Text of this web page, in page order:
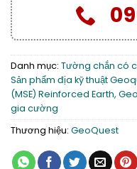
Danh mục: Tường chắn có
Sản phẩm địa kỹ thuật
(MSE) Reinforced Earth,
gia cường
Thương hiệu: GeoQuest